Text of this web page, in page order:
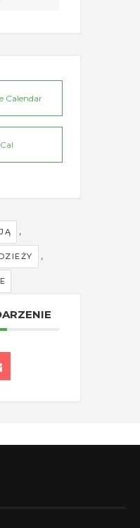
Calendar
,
,